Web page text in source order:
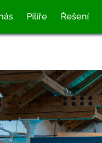
Pilíře Řešení